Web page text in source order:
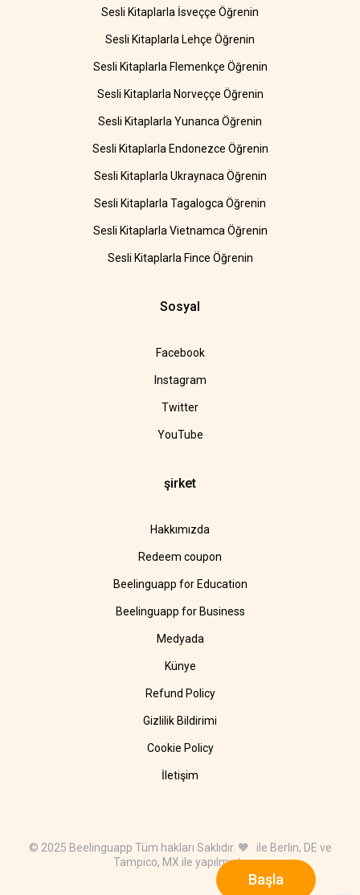
Başla
Sesli Kitaplarla İsveççe Öğrenin
Sesli Kitaplarla Lehçe Öğrenin
Sesli Kitaplarla Flemenkçe Öğrenin
Sesli Kitaplarla Norveççe Öğrenin
Sesli Kitaplarla Yunanca Öğrenin
Sesli Kitaplarla Endonezce Öğrenin
Sesli Kitaplarla Ukraynaca Öğrenin
Sesli Kitaplarla Tagalogca Öğrenin
Sesli Kitaplarla Vietnamca Öğrenin
Sesli Kitaplarla Fince Öğrenin
Sosyal
Facebook
Instagram
Twitter
YouTube
şirket
Hakkımızda
Redeem coupon
Beelinguapp for Education
Beelinguapp for Business
Medyada
Künye
Refund Policy
Gizlilik Bildirimi
Cookie Policy
İletişim
© 2025 Beelinguapp Tüm hakları Saklıdır. 🧡 ile Berlin, DE ve
Tampico, MX ile yapılmıştır